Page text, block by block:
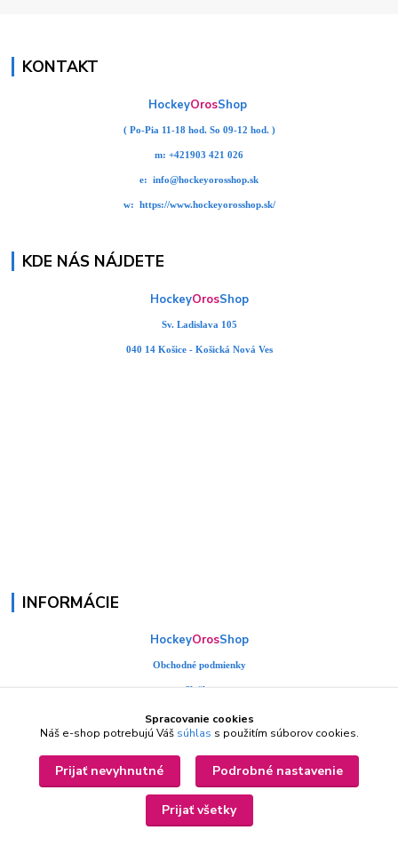
KONTAKT
HockeyOrosShop
( Po-Pia 11-18 hod. So 09-12 hod. )
m: +421903 421 026
e: info@hockeyorosshop.sk
w: https://www.hockeyorosshop.sk/
KDE NÁS NÁJDETE
HockeyOrosShop
Sv. Ladislava 105
040 14 Košice - Košická Nová Ves
INFORMÁCIE
HockeyOrosShop
Obchodné podmienky
Služby
Kontakty
Fotogaléria
Spracovanie cookies
Náš e-shop potrebujú Váš súhlas s použitím súborov cookies.
Prijať nevyhnutné Podrobné nastavenie
Prijať všetky